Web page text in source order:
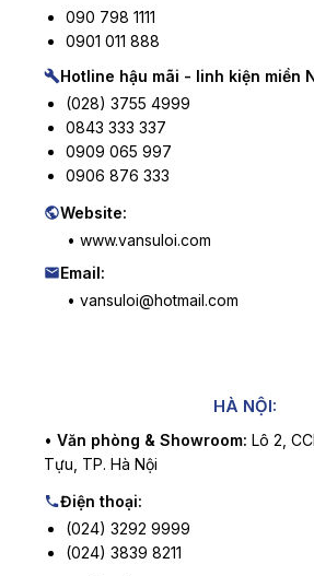
090 798 1111
0901 011 888
Hotline hậu mãi - linh kiện miền
(028) 3755 4999
0843 333 337
0909 065 997
0906 876 333
Website:
• www.vansuloi.com
Email:
• vansuloi@hotmail.com
HÀ NỘI:
• Văn phòng & Showroom: Lô 2,
Tựu, TP. Hà Nội
Điện thoại:
(024) 3292 9999
(024) 3839 8211